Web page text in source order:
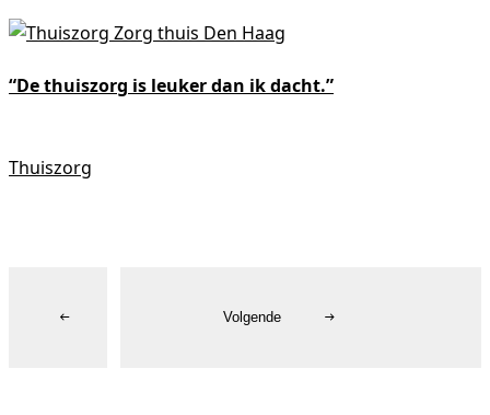
“De thuiszorg is leuker dan ik dacht.”
Thuiszorg
Volgende